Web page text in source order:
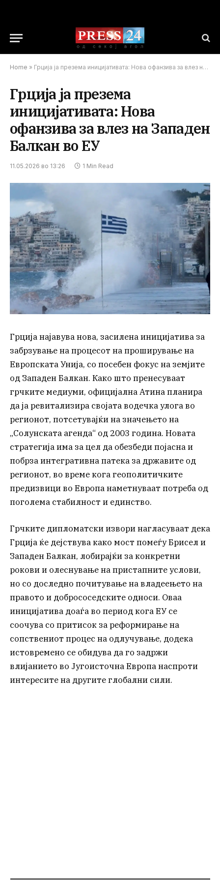
Home » Грција ја презема иницијативата: Нова офанзива за влез на Западен Балкан во ЕУ
Грција ја презема
иницијативата: Нова
офанзива за влез на Западен
Балкан во ЕУ
11.05.2026 во 13:26 1 Min Read
Грција најавува нова, засилена иницијатива за
забрзување на процесот на проширување на
Европската Унија, со посебен фокус на земјите
од Западен Балкан. Како што пренесуваат
грчките медиуми, официјална Атина планира
да ја ревитализира својата водечка улога во
регионот, потсетувајќи на значењето на
„Солунската агенда“ од 2003 година. Новата
стратегија има за цел да обезбеди појасна и
побрза интегративна патека за државите од
регионот, во време кога геополитичките
предизвици во Европа наметнуваат потреба од
поголема стабилност и единство.
Грчките дипломатски извори нагласуваат дека
Грција ќе дејствува како мост помеѓу Брисел и
Западен Балкан, лобирајќи за конкретни
рокови и олеснување на пристапните услови,
но со доследно почитување на владеењето на
правото и добрососедските односи. Оваа
иницијатива доаѓа во период кога ЕУ се
соочува со притисок за реформирање на
сопствениот процес на одлучување, додека
истовремено се обидува да го задржи
влијанието во Југоисточна Европа наспроти
интересите на другите глобални сили.